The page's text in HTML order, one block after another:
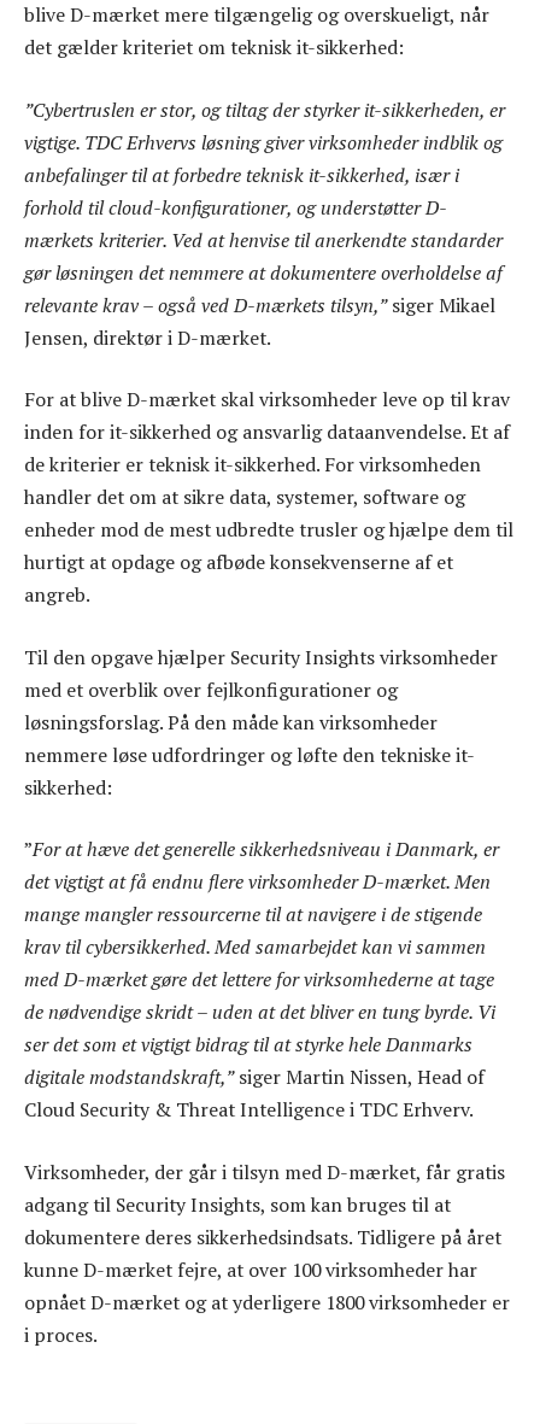
blive D-mærket mere tilgængelig og overskueligt, når
det gælder kriteriet om teknisk it-sikkerhed:
”Cybertruslen er stor, og tiltag der styrker it-sikkerheden, er
vigtige. TDC Erhvervs løsning giver virksomheder indblik og
anbefalinger til at forbedre teknisk it-sikkerhed, især i
forhold til cloud-konfigurationer, og understøtter D-
mærkets kriterier. Ved at henvise til anerkendte standarder
gør løsningen det nemmere at dokumentere overholdelse af
relevante krav – også ved D-mærkets tilsyn,”siger Mikael
Jensen, direktør i D-mærket.
For at blive D-mærket skal virksomheder leve op til krav
inden for it-sikkerhed og ansvarlig dataanvendelse. Et af
de kriterier er teknisk it-sikkerhed. For virksomheden
handler det om at sikre data, systemer, software og
enheder mod de mest udbredte trusler og hjælpe dem til
hurtigt at opdage og afbøde konsekvenserne af et
angreb.
Til den opgave hjælper Security Insights virksomheder
med et overblik over fejlkonfigurationer og
løsningsforslag. På den måde kan virksomheder
nemmere løse udfordringer og løfte den tekniske it-
sikkerhed:
”For at hæve det generelle sikkerhedsniveau i Danmark, er
det vigtigt at få endnu flere virksomheder D-mærket. Men
mange mangler ressourcerne til at navigere i de stigende
krav til cybersikkerhed. Med samarbejdet kan vi sammen
med D-mærket gøre det lettere for virksomhederne at tage
de nødvendige skridt – uden at det bliver en tung byrde. Vi
ser det som et vigtigt bidrag til at styrke hele Danmarks
digitale modstandskraft,”siger Martin Nissen, Head of
Cloud Security & Threat Intelligence i TDC Erhverv.
Virksomheder, der går i tilsyn med D-mærket, får gratis
adgang til Security Insights, som kan bruges til at
dokumentere deres sikkerhedsindsats. Tidligere på året
kunne D-mærket fejre, at over 100 virksomheder har
opnået D-mærket og at yderligere 1800 virksomheder er
i proces.